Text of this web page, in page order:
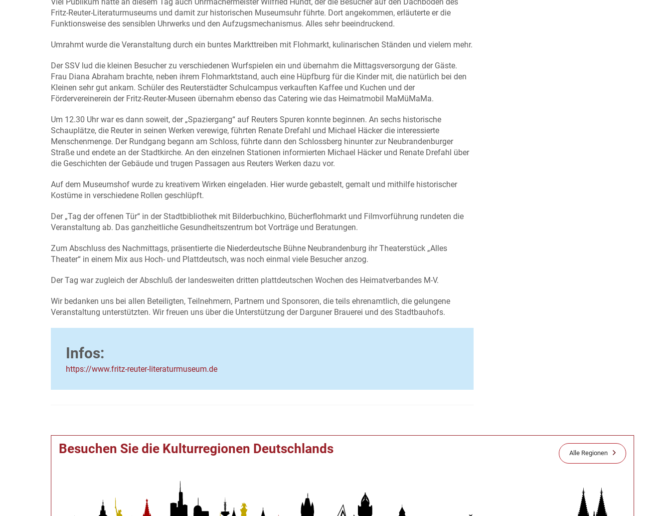
Fritz-Reuter-Literaturmuseums und damit zur historischen Museumsuhr führte. Dort angekommen, erläuterte er die
Funktionsweise des sensiblen Uhrwerks und den Aufzugsmechanismus. Alles sehr beeindruckend.
Umrahmt wurde die Veranstaltung durch ein buntes Markttreiben mit Flohmarkt, kulinarischen Ständen und vielem mehr.
Der SSV lud die kleinen Besucher zu verschiedenen Wurfspielen ein und übernahm die Mittagsversorgung der Gäste.
Frau Diana Abraham brachte, neben ihrem Flohmarktstand, auch eine Hüpfburg für die Kinder mit, die natürlich bei den
Kleinen sehr gut ankam. Schüler des Reuterstädter Schulcampus verkauften Kaffee und Kuchen und der
Fördervereinerein der Fritz-Reuter-Museen übernahm ebenso das Catering wie das Heimatmobil MaMüMaMa.
Um 12.30 Uhr war es dann soweit, der „Spaziergang“ auf Reuters Spuren konnte beginnen. An sechs historische
Schauplätze, die Reuter in seinen Werken verewige, führten Renate Drefahl und Michael Häcker die interessierte
Menschenmenge. Der Rundgang begann am Schloss, führte dann den Schlossberg hinunter zur Neubrandenburger
Straße und endete an der Stadtkirche. An den einzelnen Stationen informierten Michael Häcker und Renate Drefahl über
die Geschichten der Gebäude und trugen Passagen aus Reuters Werken dazu vor.
Auf dem Museumshof wurde zu kreativem Wirken eingeladen. Hier wurde gebastelt, gemalt und mithilfe historischer
Kostüme in verschiedene Rollen geschlüpft.
Der „Tag der offenen Tür“ in der Stadtbibliothek mit Bilderbuchkino, Bücherflohmarkt und Filmvorführung rundeten die
Veranstaltung ab. Das ganzheitliche Gesundheitszentrum bot Vorträge und Beratungen.
Zum Abschluss des Nachmittags, präsentierte die Niederdeutsche Bühne Neubrandenburg ihr Theaterstück „Alles
Theater“ in einem Mix aus Hoch- und Plattdeutsch, was noch einmal viele Besucher anzog.
Der Tag war zugleich der Abschluß der landesweiten dritten plattdeutschen Wochen des Heimatverbandes M-V.
Wir bedanken uns bei allen Beteiligten, Teilnehmern, Partnern und Sponsoren, die teils ehrenamtlich, die gelungene
Veranstaltung unterstützten. Wir freuen uns über die Unterstützung der Darguner Brauerei und des Stadtbauhofs.
Infos:
https://www.fritz-reuter-literaturmuseum.de
Besuchen Sie die Kulturregionen Deutschlands Alle Regionen